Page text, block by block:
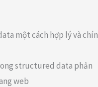
một cách hợp lý và
structured data phản
web